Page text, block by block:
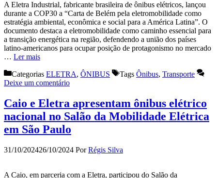
A Eletra Industrial, fabricante brasileira de ônibus elétricos, lançou
durante a COP30 a “Carta de Belém pela eletromobilidade como
estratégia ambiental, econômica e social para a América Latina”. O
documento destaca a eletromobilidade como caminho essencial para
a transição energética na região, defendendo a união dos países
latino-americanos para ocupar posição de protagonismo no mercado
… Ler mais
Categorias ELETRA, ÔNIBUS Tags Ônibus, Transporte
Deixe um comentário
Caio e Eletra apresentam ônibus elétrico
nacional no Salão da Mobilidade Elétrica
em São Paulo
31/10/202426/10/2024 PorRégis Silva
A Caio, em parceria com a Eletra, participou do Salão da